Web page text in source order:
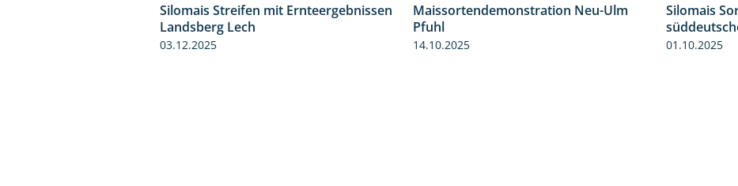
11:01
Silomais Streifen mit Ernteergebnissen
Landsberg Lech
03.12.2025
7:10
Maissortendemonstration Neu-Ulm
Pfuhl
14.10.2025
Silomais
01.10.2025